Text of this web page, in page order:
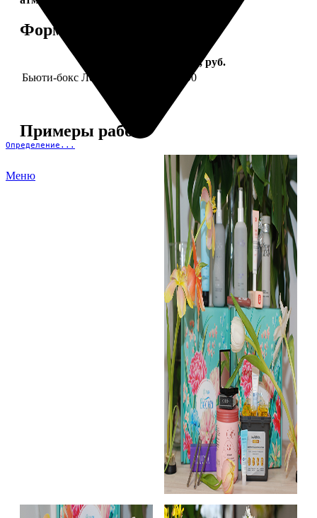
Определение...
Меню
Форматы и цены
Услуга
Цена, руб.
Бьюти-бокс Леди Mail "Весна"
2590
Примеры работ